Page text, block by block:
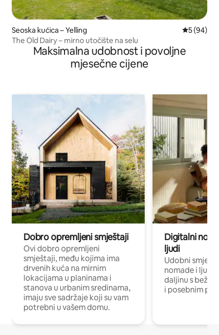
Seoska kućica – Yelling Prosječna
5 (94)
The Old Dairy – mirno utočište na selu
Maksimalna udobnost i povoljne
mjesečne cijene
Dobro opremljeni smještaji
Ovi dobro opremljeni
smještaji, među kojima ima
drvenih kuća na mirnim
lokacijama u planinama i
stanova u urbanim sredinama,
imaju sve sadržaje koji su vam
potrebni u vašem domu.
Digitalni
ljudi
Udobni
nomade i ljude
daljinu s
i posebnim